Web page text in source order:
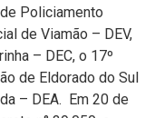
Policiamento
de Viamão – DEV,
– DEC, o 17º
de Eldorado do Sul
– DEA. Em 20 de